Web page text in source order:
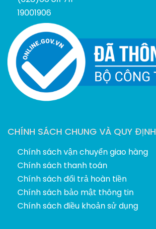
19001906
CHÍNH SÁCH CHUNG VÀ QUY ĐỊNH
Chính sách vận chuyển giao hàng
Chính sách thanh toán
Chính sách đổi trả hoàn tiền
Chính sách bảo mật thông tin
Chính sách điều khoản sử dụng